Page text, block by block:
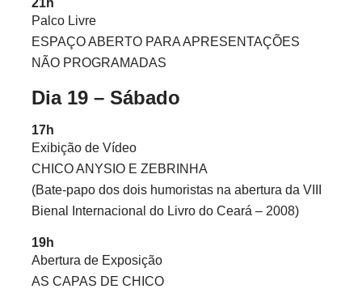
Palco Livre
ESPAÇO ABERTO PARA APRESENTAÇÕES
NÃO PROGRAMADAS
Dia 19 – Sábado
17h
Exibição de Vídeo
CHICO ANYSIO E ZEBRINHA
(Bate-papo dos dois humoristas na abertura da VIII
Bienal Internacional do Livro do Ceará – 2008)
19h
Abertura de Exposição
AS CAPAS DE CHICO